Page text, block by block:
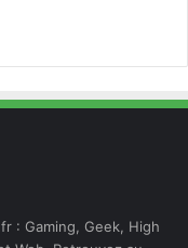
: Gaming, Geek, High